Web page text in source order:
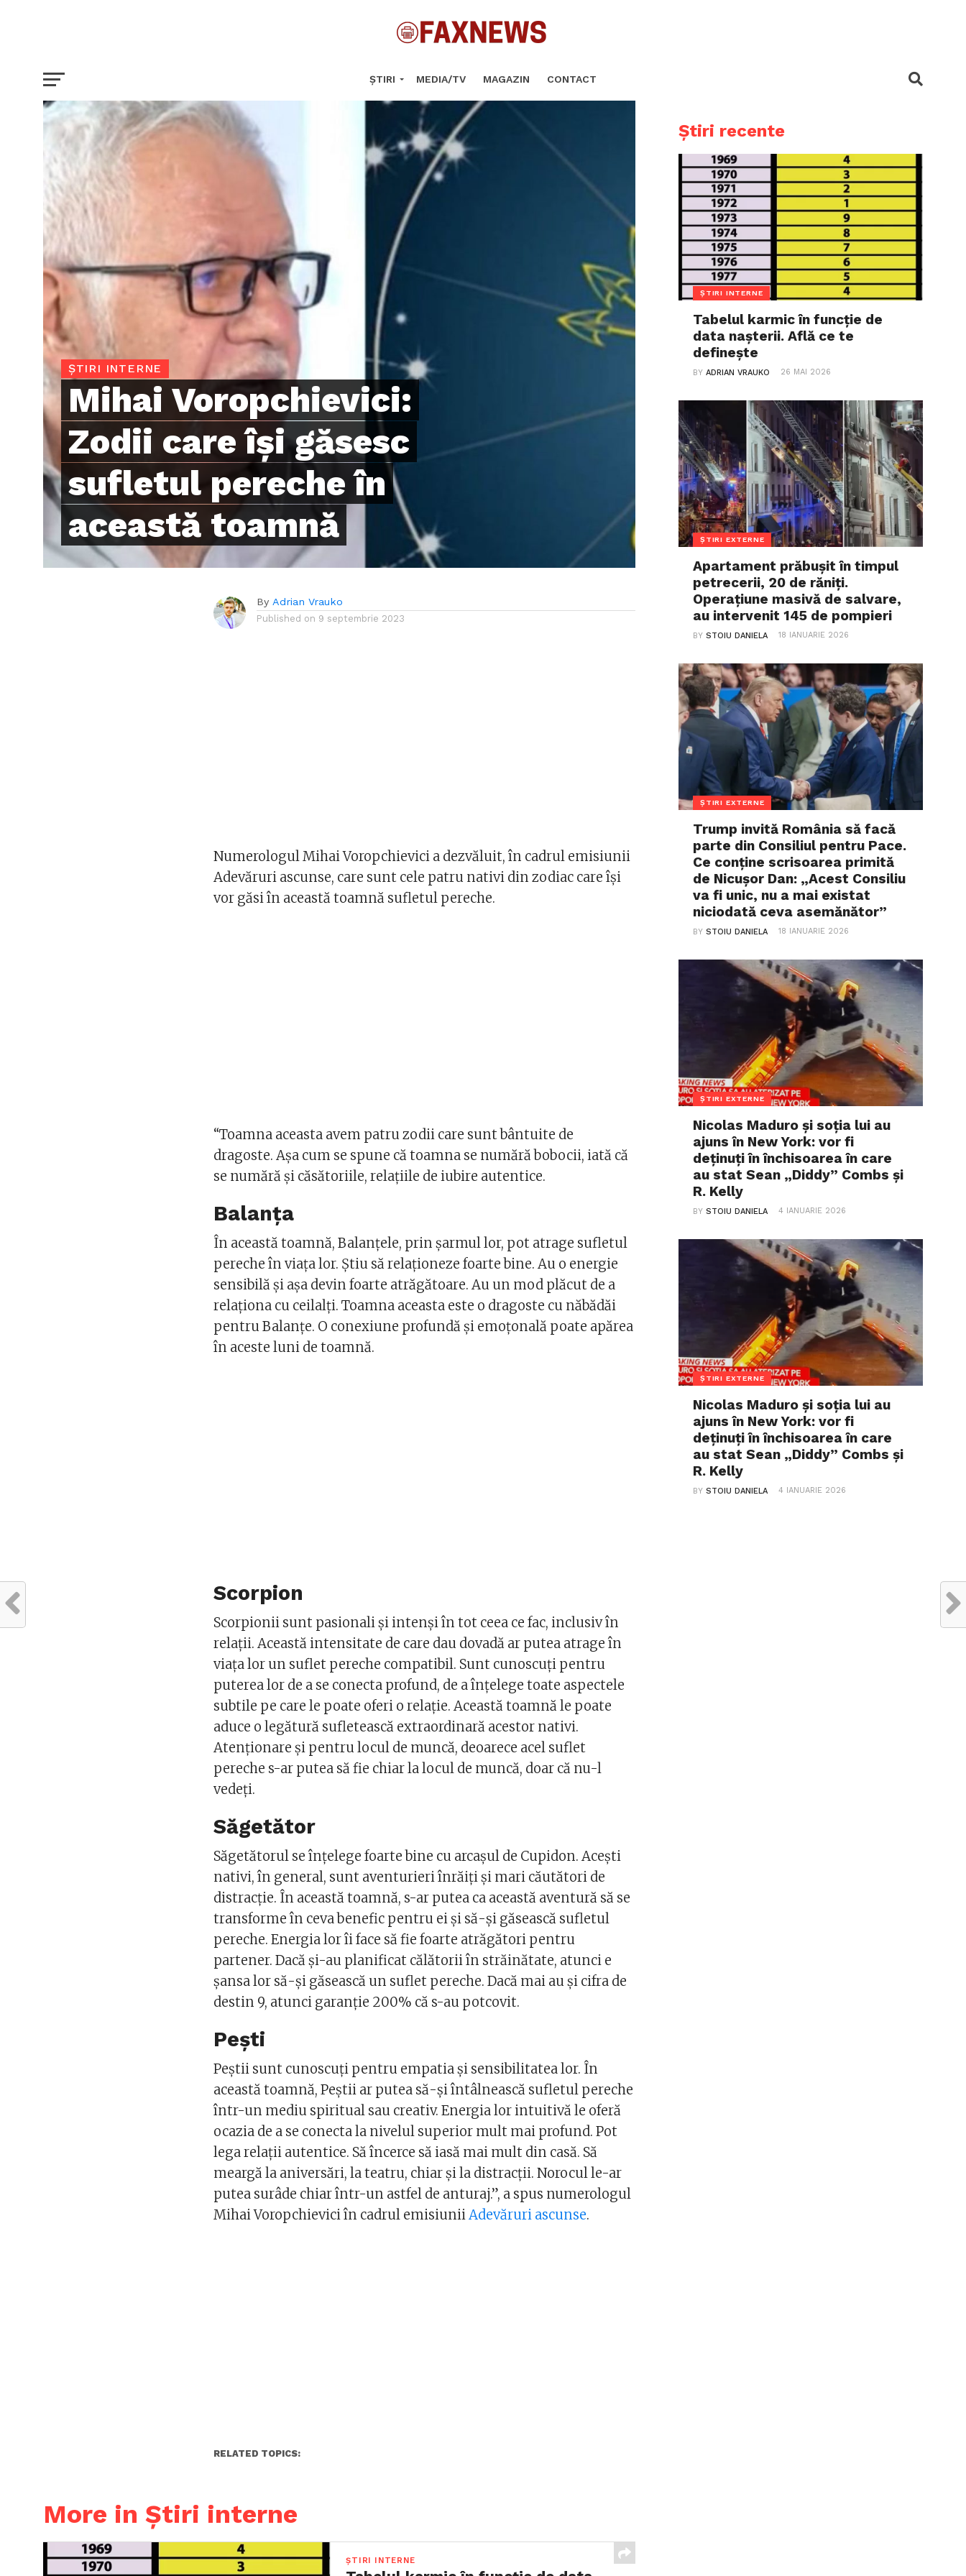
ȘTIRI MEDIA/TV MAGAZIN CONTACT
ȘTIRI INTERNE
Mihai Voropchievici:
Zodii care își găsesc
sufletul pereche în
această toamnă
By Adrian Vrauko
Published on 9 septembrie 2023
Numerologul Mihai Voropchievici a dezvăluit, în cadrul emisiunii
Adevăruri ascunse, care sunt cele patru nativi din zodiac care își
vor găsi în această toamnă sufletul pereche.
“Toamna aceasta avem patru zodii care sunt bântuite de
dragoste. Așa cum se spune că toamna se numără bobocii, iată că
se numără și căsătoriile, relațiile de iubire autentice.
Balanța
În această toamnă, Balanțele, prin șarmul lor, pot atrage sufletul
pereche în viața lor. Știu să relaționeze foarte bine. Au o energie
sensibilă și așa devin foarte atrăgătoare. Au un mod plăcut de a
relaționa cu ceilalți. Toamna aceasta este o dragoste cu năbădăi
pentru Balanțe. O conexiune profundă și emoțonală poate apărea
în aceste luni de toamnă.
Scorpion
Scorpionii sunt pasionali și intenși în tot ceea ce fac, inclusiv în
relații. Această intensitate de care dau dovadă ar putea atrage în
viața lor un suflet pereche compatibil. Sunt cunoscuți pentru
puterea lor de a se conecta profund, de a înțelege toate aspectele
subtile pe care le poate oferi o relație. Această toamnă le poate
aduce o legătură sufletească extraordinară acestor nativi.
Atenționare și pentru locul de muncă, deoarece acel suflet
pereche s-ar putea să fie chiar la locul de muncă, doar că nu-l
vedeți.
Săgetător
Săgetătorul se înțelege foarte bine cu arcașul de Cupidon. Acești
nativi, în general, sunt aventurieri înrăiți și mari căutători de
distracție. În această toamnă, s-ar putea ca această aventură să se
transforme în ceva benefic pentru ei și să-și găsească sufletul
pereche. Energia lor îi face să fie foarte atrăgători pentru
partener. Dacă și-au planificat călătorii în străinătate, atunci e
șansa lor să-și găsească un suflet pereche. Dacă mai au și cifra de
destin 9, atunci garanție 200% că s-au potcovit.
Pești
Peștii sunt cunoscuți pentru empatia și sensibilitatea lor. În
această toamnă, Peștii ar putea să-și întâlnească sufletul pereche
într-un mediu spiritual sau creativ. Energia lor intuitivă le oferă
ocazia de a se conecta la nivelul superior mult mai profund. Pot
lega relații autentice. Să încerce să iasă mai mult din casă. Să
meargă la aniversări, la teatru, chiar și la distracții. Norocul le-ar
putea surâde chiar într-un astfel de anturaj.”, a spus numerologul
Mihai Voropchievici în cadrul emisiuniiAdevăruri ascunse.
RELATED TOPICS:
More in Știri interne
ȘTIRI INTERNE
Știri recente
ȘTIRI INTERNE
Tabelul karmic în funcție de
data nașterii. Află ce te
definește
BYADRIAN VRAUKO 26 MAI 2026
ȘTIRI EXTERNE
Apartament prăbușit în timpul
petrecerii, 20 de răniți.
Operațiune masivă de salvare,
au intervenit 145 de pompieri
BYSTOIU DANIELA 18 IANUARIE 2026
ȘTIRI EXTERNE
Trump invită România să facă
parte din Consiliul pentru Pace.
Ce conține scrisoarea primită
de Nicușor Dan: „Acest Consiliu
va fi unic, nu a mai existat
niciodată ceva asemănător”
BYSTOIU DANIELA 18 IANUARIE 2026
ȘTIRI EXTERNE
Nicolas Maduro și soția lui au
ajuns în New York: vor fi
deținuți în închisoarea în care
au stat Sean „Diddy” Combs și
R. Kelly
BYSTOIU DANIELA 4 IANUARIE 2026
ȘTIRI EXTERNE
Nicolas Maduro și soția lui au
ajuns în New York: vor fi
deținuți în închisoarea în care
au stat Sean „Diddy” Combs și
R. Kelly
BYSTOIU DANIELA 4 IANUARIE 2026